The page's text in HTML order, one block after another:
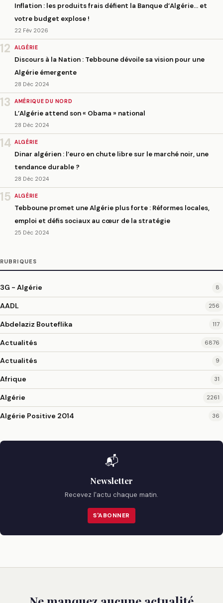
Inflation : les produits frais défient la Banque d’Algérie… et
votre budget explose !
22 Fév 2026
12 ALGÉRIE
Discours à la Nation : Tebboune dévoile sa vision pour une
Algérie émergente
28 Déc 2024
13 AMÉRIQUE DU NORD
L’Algérie attend son « Obama » national
28 Déc 2024
14 ALGÉRIE
Dinar algérien : l’euro en chute libre sur le marché noir, une
tendance durable ?
28 Déc 2024
15 ALGÉRIE
Tebboune promet une Algérie plus forte : Réformes locales,
emploi et défis sociaux au cœur de la stratégie
25 Déc 2024
RUBRIQUES
3G - Algérie 8
AADL 256
Abdelaziz Bouteflika 117
Actualités 6876
Actualités 9
Afrique 31
Algérie 2261
Algérie Positive 2014 36
📬
Newsletter
Recevez l'actu chaque matin.
S'ABONNER